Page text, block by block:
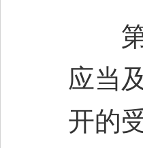
第
应当
开的